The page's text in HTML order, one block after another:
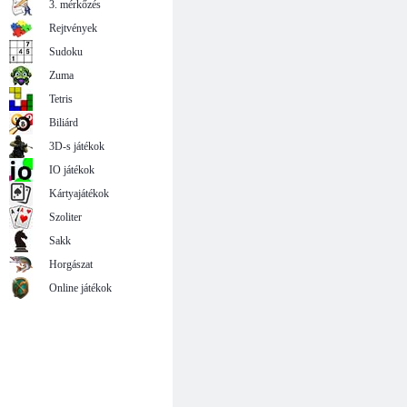
3. mérkőzés
Rejtvények
Sudoku
Zuma
Tetris
Biliárd
3D-s játékok
IO játékok
Kártyajátékok
Szoliter
Sakk
Horgászat
Online játékok